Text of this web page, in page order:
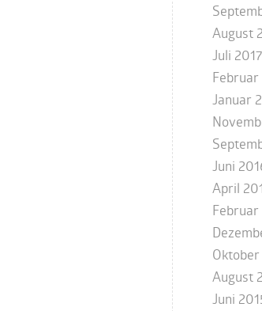
August
Juli 2017
Februar
Januar
Juni
April
Februar
August
Juni